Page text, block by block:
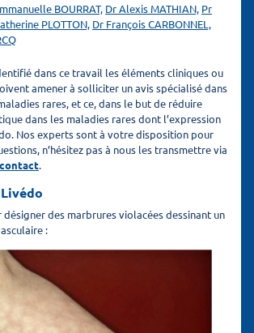
BOURRAT, Dr Alexis MATHIAN, Pr
PLOTTON, Dr François CARBONNEL,
dans ce travail les éléments cliniques ou
amener à solliciter un avis spécialisé dans
rares, et ce, dans le but de réduire
dans les maladies rares dont l’expression
Nos experts sont à votre disposition pour
n’hésitez pas à nous les transmettre via
.
des marbrures violacées dessinant un
: